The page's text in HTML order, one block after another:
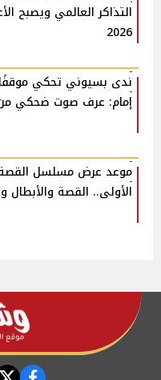
التذاكر العالمي ويصبح
2026
​ندى بسيوني تحكي
إمام: عرف صوت ضحكي
موعد عرض مسلسل القصة
الأولى.. القصة والأبطال